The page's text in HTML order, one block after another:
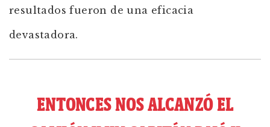
resultados fueron de una eficacia
devastadora.
ENTONCES NOS ALCANZÓ EL